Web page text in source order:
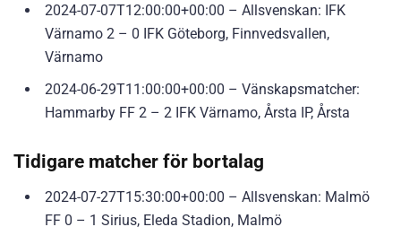
2024-07-07T12:00:00+00:00 – Allsvenskan: IFK
Värnamo 2 – 0 IFK Göteborg, Finnvedsvallen,
Värnamo
2024-06-29T11:00:00+00:00 – Vänskapsmatcher:
Hammarby FF 2 – 2 IFK Värnamo, Årsta IP, Årsta
Tidigare matcher för bortalag
2024-07-27T15:30:00+00:00 – Allsvenskan: Malmö
FF 0 – 1 Sirius, Eleda Stadion, Malmö